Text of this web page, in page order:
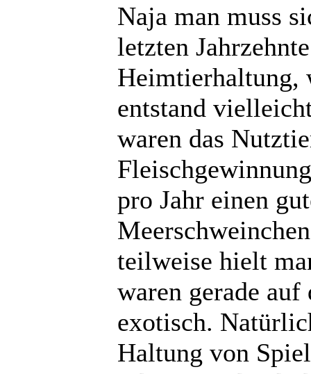
Naja man muss
letzten
Heimtierhaltung,
entstand
waren das
pro Jahr einen
teilweise hielt
waren gerade
exotisch.
Haltung von